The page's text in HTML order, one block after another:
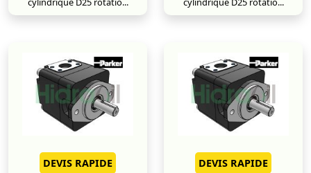
DEVIS RAPIDE DEVIS RAPIDE